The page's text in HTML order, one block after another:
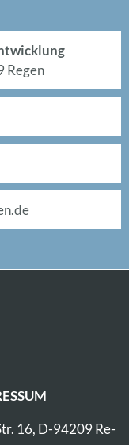
Re­gen
16, D-94209 Re­